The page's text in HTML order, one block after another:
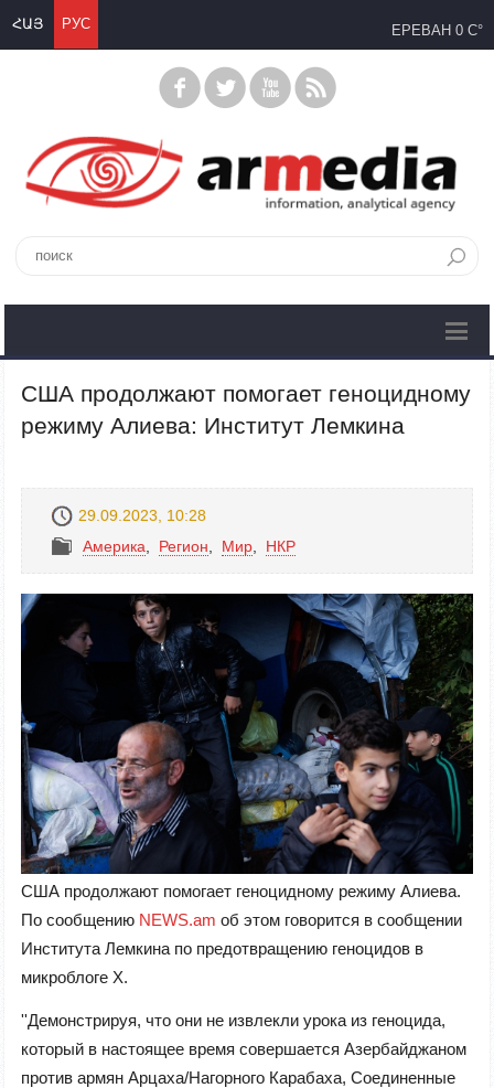
ՀԱՅ РУС ЕРЕВАН 0 C°
США продолжают помогает геноцидному
режиму Алиева: Институт Лемкина
29.09.2023, 10:28
Америка
Регион Mир НКР
США продолжают помогает геноцидному режиму Алиева.
По сообщению NEWS.am об этом говорится в сообщении
Института Лемкина по предотвращению геноцидов в
микроблоге X.
''Демонстрируя, что они не извлекли урока из геноцида,
который в настоящее время совершается Азербайджаном
против армян Арцаха/Нагорного Карабаха, Соединенные